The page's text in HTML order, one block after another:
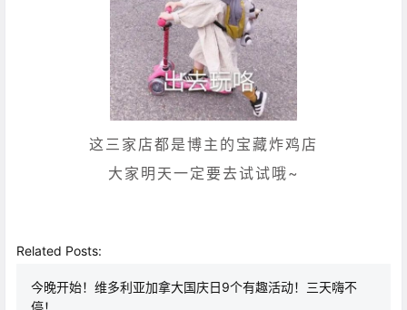
这三家店都是博主的宝藏炸鸡店
大家明天一定要去试试哦~
Related Posts:
今晚开始！维多利亚加拿大国庆日9个有趣活动！三天嗨不
停！